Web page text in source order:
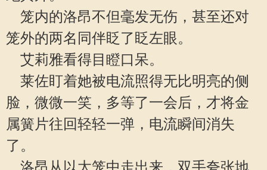
笼内的洛昂不但毫发无伤，甚至还对
笼外的两名同伴眨了眨左眼。
艾莉雅看得目瞪口呆。
莱佐盯着她被电流照得无比明亮的侧
脸，微微一笑，多等了一会后，才将金
属簧片往回轻轻一弹，电流瞬间消失
了。